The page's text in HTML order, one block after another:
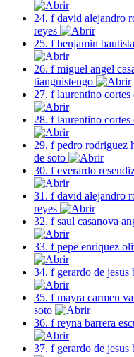
24. f david alejandro
reyes
25. f benjamin
26. f miguel angel
tianguistengo
27. f laurentino
28. f laurentino
29. f pedro rodriguez
de soto
30. f everardo
31. f david alejandro
reyes
32. f saul casanova
33. f pepe enriquez
34. f gerardo de jesus
35. f mayra carmen
soto
36. f reyna barrera
37. f gerardo de jesus